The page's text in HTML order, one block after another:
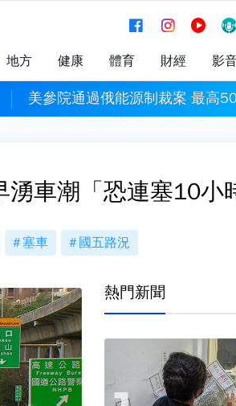
地方 健康 體育 財經 影
負責？
美參院通過俄能源制裁案 最高
車潮「恐連塞10小
塞車 國五路況
熱門新聞